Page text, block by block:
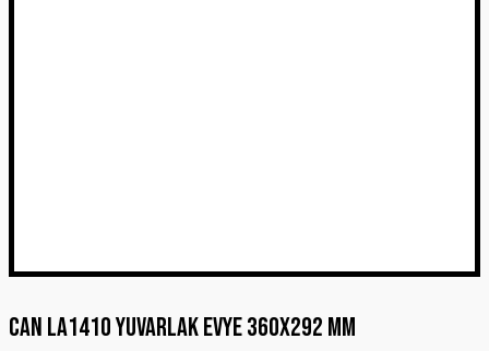
CAN LA1410 Yuvarlak Evye 360X292 mm